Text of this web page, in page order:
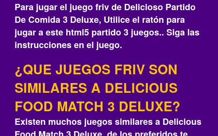
Para jugar el juego friv de Delicioso Partido
De Comida 3 Deluxe, Utilice el ratón para
jugar a este html5 partido 3 juegos.. Siga las
instrucciones en el juego.
¿QUE JUEGOS FRIV SON
SIMILARES A DELICIOUS
FOOD MATCH 3 DELUXE?
Existen muchos juegos similares a Delicious